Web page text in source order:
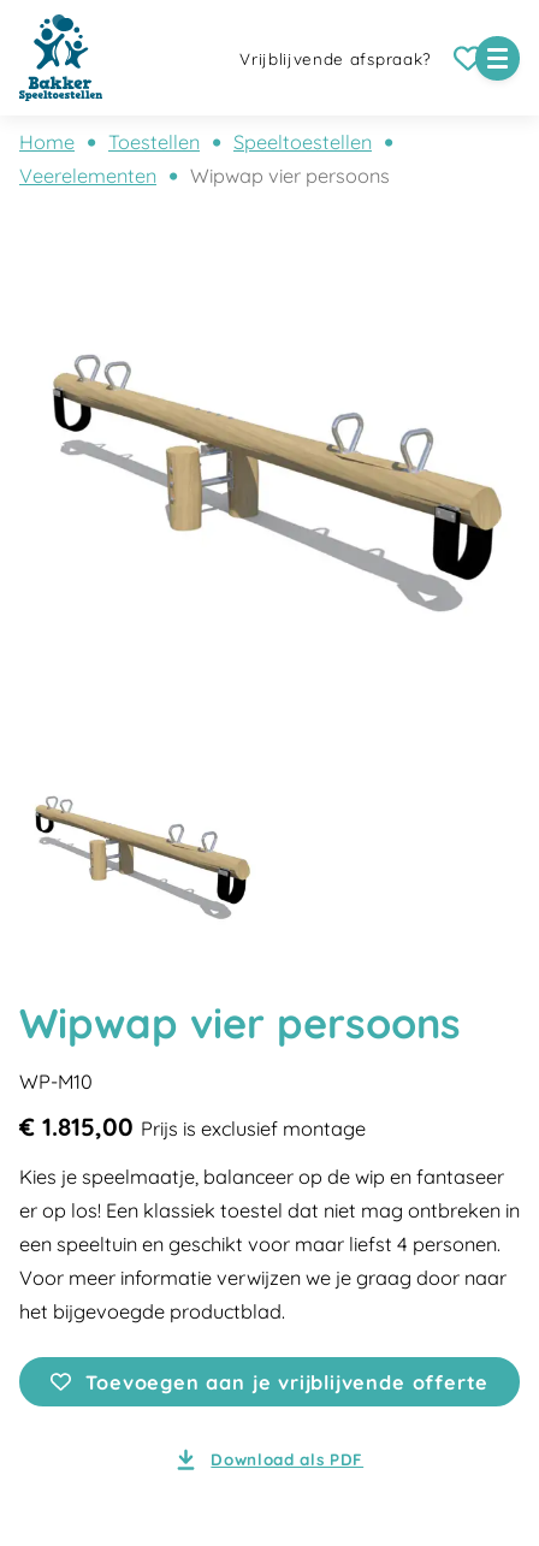
Vrijblijvende afspraak?
Home Toestellen
Speeltoestellen
Veerelementen
Wipwap vier persoons
Wipwap vier persoons
WP-M10
€ 1.815,00 Prijs is exclusief montage
Kies je speelmaatje, balanceer op de wip en fantaseer
er op los! Een klassiek toestel dat niet mag ontbreken in
een speeltuin en geschikt voor maar liefst 4 personen.
Voor meer informatie verwijzen we je graag door naar
het bijgevoegde productblad.
Toevoegen aan je vrijblijvende offerte
Download als PDF